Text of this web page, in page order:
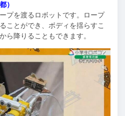
）
プを渡るロボットです。ロープ
ことができ、ボディを揺らすこ
ら降りることもできます。